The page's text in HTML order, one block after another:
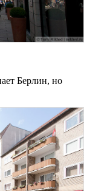
Берлин, но